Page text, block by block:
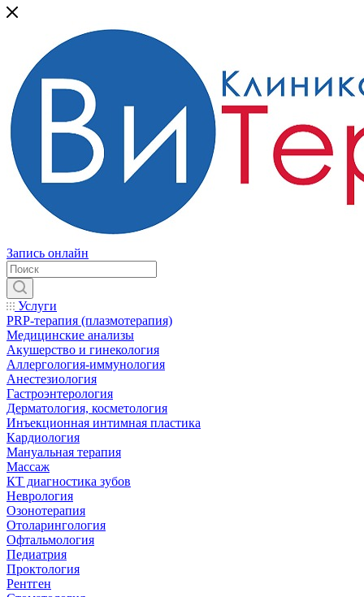
Запись онлайн
Услуги
PRP-терапия (плазмотерапия)
Медицинские анализы
Акушерство и гинекология
Аллергология-иммунология
Анестезиология
Гастроэнтерология
Дерматология, косметология
Инъекционная интимная пластика
Кардиология
Мануальная терапия
Массаж
КТ диагностика зубов
Неврология
Озонотерапия
Отоларингология
Офтальмология
Педиатрия
Проктология
Рентген